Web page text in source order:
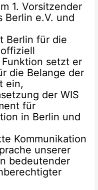
1. Vorsitzender
Berlin e.V. und
Berlin für die
setzt er
die Belange der
ein,
der WIS
für
in Berlin und
Kommunikation
unserer
bedeutender